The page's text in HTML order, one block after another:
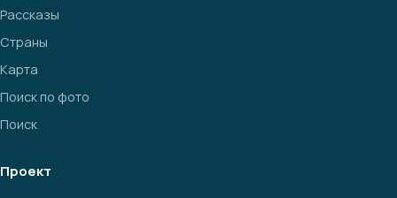
Рассказы
Страны
Карта
Поиск по фото
Поиск
Проект